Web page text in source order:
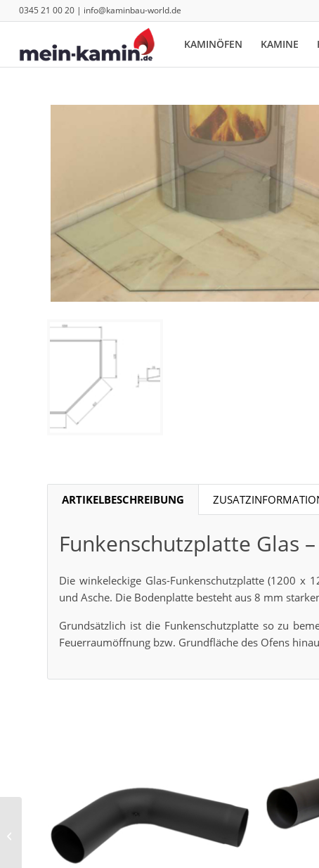
0345 21 00 20 | info@kaminbau-world.de
KAMINÖFEN KAMINE
ARTIKELBESCHREIBUNG
Funkenschutzplatte Glas
Die winkeleckige Glas-Funkenschutzplatte (1200 x
und Asche. Die Bodenplatte besteht aus 8 mm
Grundsätzlich ist die Funkenschutzplatte so zu
Feuerraumöffnung bzw. Grundfläche des Ofens
Funkenschutzplatte
Glas – halbrund – 1050
X 820 MM